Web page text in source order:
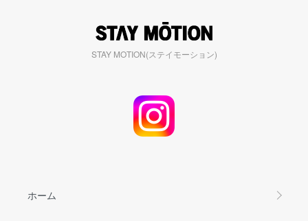
STAY MOTION(ステイモーション)
ホーム